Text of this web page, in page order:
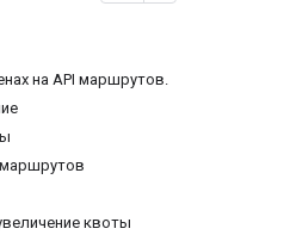
на API маршрутов.
квоты